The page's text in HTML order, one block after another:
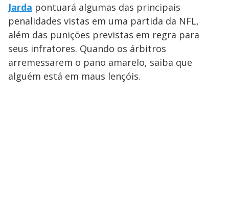
Jarda pontuará algumas das principais
penalidades vistas em uma partida da NFL,
além das punições previstas em regra para
seus infratores. Quando os árbitros
arremessarem o pano amarelo, saiba que
alguém está em maus lençóis.